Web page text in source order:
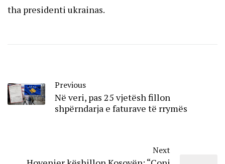
tha presidenti ukrainas.
Previous
Në veri, pas 25 vjetësh fillon
shpërndarja e faturave të rrymës
Next